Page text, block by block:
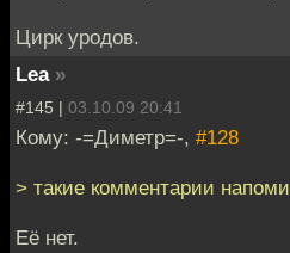
Цирк уродов.
Lea »
#145 | 03.10.09 20:41
Кому: -=Диметр=-, #128
> такие комментарии
Её нет.